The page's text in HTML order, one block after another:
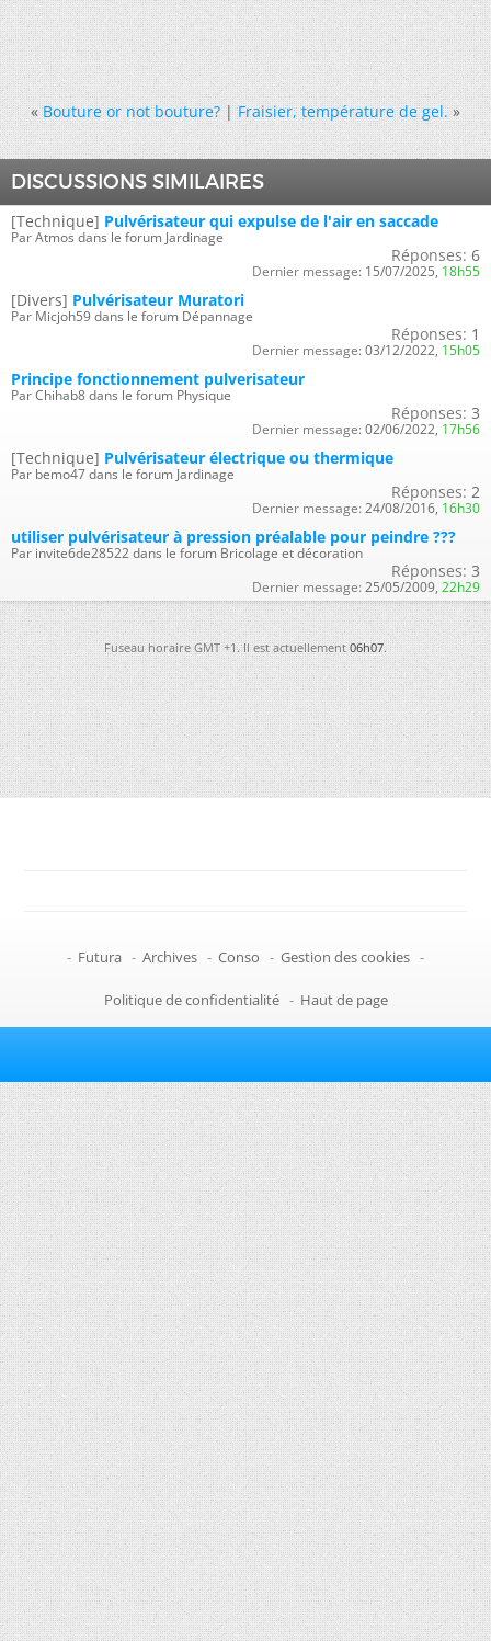
« Bouture or not bouture?|Fraisier, température de gel. »
DISCUSSIONS SIMILAIRES
[Technique] Pulvérisateur qui expulse de l'air en saccade
Par Atmos dans le forum Jardinage
Réponses: 6
Dernier message: 15/07/2025, 18h55
[Divers] Pulvérisateur Muratori
Par Micjoh59 dans le forum Dépannage
Réponses: 1
Dernier message: 03/12/2022, 15h05
Principe fonctionnement pulverisateur
Par Chihab8 dans le forum Physique
Réponses: 3
Dernier message: 02/06/2022, 17h56
[Technique] Pulvérisateur électrique ou thermique
Par bemo47 dans le forum Jardinage
Réponses: 2
Dernier message: 24/08/2016, 16h30
utiliser pulvérisateur à pression préalable pour peindre ???
Par invite6de28522 dans le forum Bricolage et décoration
Réponses: 3
Dernier message: 25/05/2009, 22h29
Fuseau horaire GMT +1. Il est actuellement06h07.
- Futura - Archives - Conso - Gestion des cookies -
Politique de confidentialité - Haut de page